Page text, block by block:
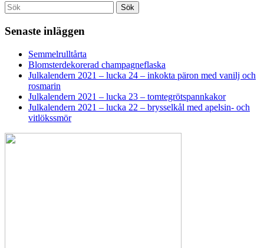
Search
for:
Sök
Senaste inläggen
Semmelrulltårta
Blomsterdekorerad champagneflaska
Julkalendern 2021 – lucka 24 – inkokta päron med vanilj och
rosmarin
Julkalendern 2021 – lucka 23 – tomtegrötspannkakor
Julkalendern 2021 – lucka 22 – brysselkål med apelsin- och
vitlökssmör